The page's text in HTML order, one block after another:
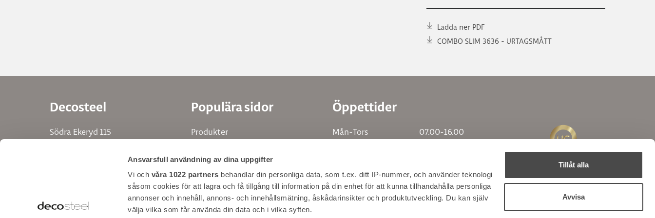
Ansvarsfull användning av dina uppgifter
Vi och våra 1022 partners behandlar din personliga data, som t.ex. ditt IP-nummer, och använder teknologi
såsom cookies för att lagra och få tillgång till information på din enhet för att kunna tillhandahålla personliga
annonser och innehåll, annons- och innehållsmätning, åskådarinsikter och produktutveckling. Du kan själv
välja vilka som får använda din data och i vilka syften.
Tillåt alla
Avvisa
Ladda ner PDF
COMBO SLIM 3636 - URTAGSMÅTT
Decosteel
Södra Ekeryd 115
Populära sidor
Produkter
Inspiration
Hitta din återförsäljare
Bläddra i katalogen
Bläddra i urvalsbroschyren
Öppettider
Mån-Tors
07.00-16.00
Hitta hit / Kontakta oss
@decosteel